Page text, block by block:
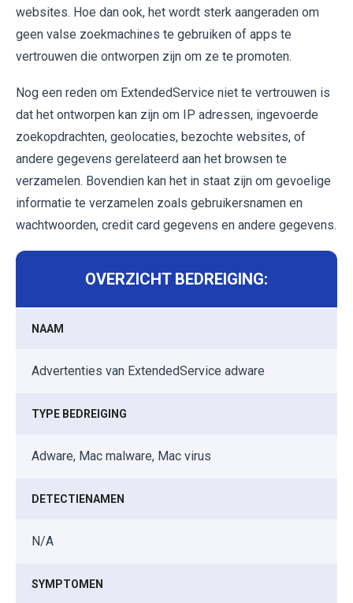
websites. Hoe dan ook, het wordt sterk aangeraden om
geen valse zoekmachines te gebruiken of apps te
vertrouwen die ontworpen zijn om ze te promoten.
Nog een reden om ExtendedService niet te vertrouwen is
dat het ontworpen kan zijn om IP adressen, ingevoerde
zoekopdrachten, geolocaties, bezochte websites, of
andere gegevens gerelateerd aan het browsen te
verzamelen. Bovendien kan het in staat zijn om gevoelige
informatie te verzamelen zoals gebruikersnamen en
wachtwoorden, credit card gegevens en andere gegevens.
OVERZICHT BEDREIGING:
NAAM
Advertenties van ExtendedService adware
TYPE BEDREIGING
Adware, Mac malware, Mac virus
DETECTIENAMEN
N/A
SYMPTOMEN